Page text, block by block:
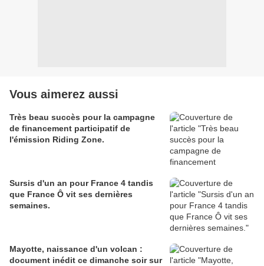
Vous aimerez aussi
Très beau succès pour la campagne
de financement participatif de
l'émission Riding Zone.
Sursis d'un an pour France 4 tandis
que France Ô vit ses dernières
semaines.
Mayotte, naissance d'un volcan :
document inédit ce dimanche soir sur